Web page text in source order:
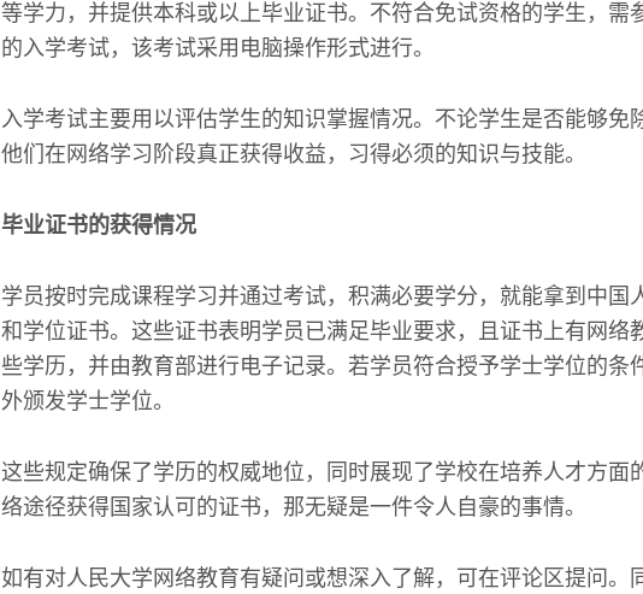
等学力，并提供本科或以上毕业证书。不符合免试资格的学生，需
的入学考试，该考试采用电脑操作形式进行。
入学考试主要用以评估学生的知识掌握情况。不论学生是否能够免
他们在网络学习阶段真正获得收益，习得必须的知识与技能。
毕业证书的获得情况
学员按时完成课程学习并通过考试，积满必要学分，就能拿到中国
和学位证书。这些证书表明学员已满足毕业要求，且证书上有网络
些学历，并由教育部进行电子记录。若学员符合授予学士学位的条
外颁发学士学位。
这些规定确保了学历的权威地位，同时展现了学校在培养人才方面
络途径获得国家认可的证书，那无疑是一件令人自豪的事情。
如有对人民大学网络教育有疑问或想深入了解，可在评论区提问。